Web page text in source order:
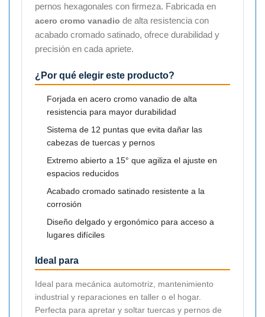
pernos hexagonales con firmeza. Fabricada en
acero cromo vanadio de alta resistencia con
acabado cromado satinado, ofrece durabilidad y
precisión en cada apriete.
¿Por qué elegir este producto?
Forjada en acero cromo vanadio de alta
resistencia para mayor durabilidad
Sistema de 12 puntas que evita dañar las
cabezas de tuercas y pernos
Extremo abierto a 15° que agiliza el ajuste en
espacios reducidos
Acabado cromado satinado resistente a la
corrosión
Diseño delgado y ergonómico para acceso a
lugares difíciles
Ideal para
Ideal para mecánica automotriz, mantenimiento
industrial y reparaciones en taller o el hogar.
Perfecta para apretar y soltar tuercas y pernos de